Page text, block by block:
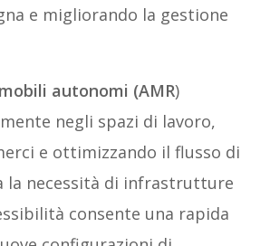
e migliorando la gestione
autonomi (AMR)
negli spazi di lavoro,
e ottimizzando il flusso di
la necessità di infrastrutture
consente una rapida